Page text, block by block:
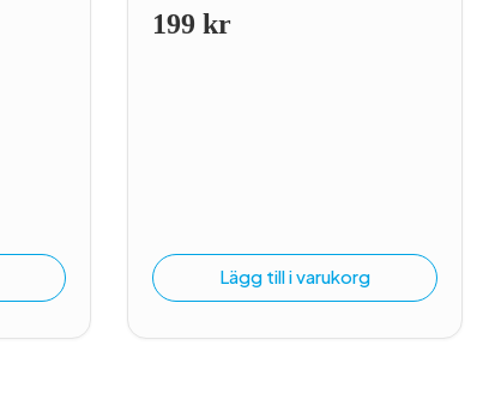
199 kr
Lägg till i varukorg